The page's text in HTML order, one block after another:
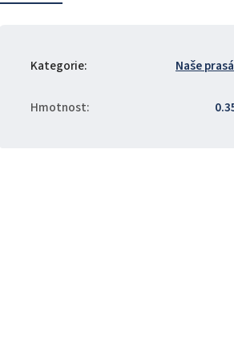
Kategorie: Naše
Hmotnost: